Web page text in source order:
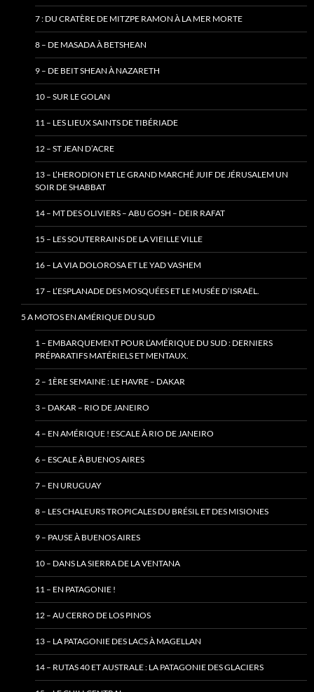
7 : DU CRATÈRE DE MITZPE RAMON À LA MER MORTE
8 – DE MASADA À BETSHEAN
9 – DE BEIT SHEAN À NAZARETH
10 – SUR LE GOLAN
11 – LES LIEUX SAINTS DE TIBÉRIADE
12 – ST JEAN D’ACRE
13 – L’HERODION ET LE GRAND MARCHÉ JUIF DE JÉRUSALEM UN
SOIR DE SHABBAT
14 – MT DES OLIVIERS – ABU GOSH – DEIR RAFAT
15 – LES SOUTERRAINS DE LA VIEILLE VILLE
16 – LA VIA DOLOROSA ET LE YAD VASHEM
17 – L’ESPLANADE DES MOSQUÉES ET LE MUSÉE D’ISRAËL.
5 A MOTOS EN AMÉRIQUE DU SUD
1 – EMBARQUEMENT POUR L’AMÉRIQUE DU SUD : DERNIERS
PRÉPARATIFS MATÉRIELS ET MENTAUX.
2 – 1ÈRE SEMAINE : LE HAVRE – DAKAR
3 – DAKAR – RIO DE JANEIRO
4 – EN AMÉRIQUE ! ESCALE À RIO DE JANEIRO
6 – ESCALE À BUENOS AIRES
7 – EN URUGUAY
8 – LES CHALEURS TROPICALES DU BRÉSIL ET DES MISIONES
9 – PAUSE À BUENOS AIRES
10 – DANS LA SIERRA DE LA VENTANA
11 – EN PATAGONIE !
12 – AU CERRO DE LOS PINOS
13 – LA PATAGONIE DES LACS À MAGELLAN
14 – RUTAS 40 ET AUSTRALE : LA PATAGONIE DES GLACIERS